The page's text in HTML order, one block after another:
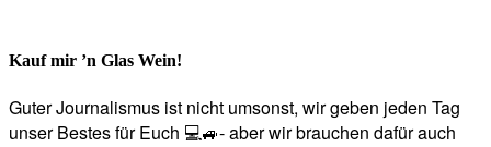
Kauf mir ’n Glas Wein!
Guter Journalismus ist nicht umsonst, wir geben jeden Tag
unser Bestes für Euch 💻🚙- aber wir brauchen dafür auch